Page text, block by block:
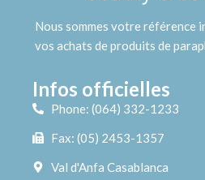
Nous sommes votre référence
vos achats de produits de
Infos officielles
Phone: (064) 332-1233
Fax: (05) 2453-1357
Val d'Anfa Casablanca